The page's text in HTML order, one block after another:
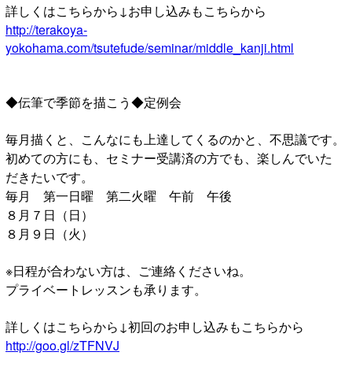
詳しくはこちらから↓お申し込みもこちらから
http://terakoya-
yokohama.com/tsutefude/seminar/middle_kanji.html
◆伝筆で季節を描こう◆定例会
毎月描くと、こんなにも上達してくるのかと、不思議です。
初めての方にも、セミナー受講済の方でも、楽しんでいた
だきたいです。
毎月 第一日曜 第二火曜 午前 午後
８月７日（日）
８月９日（火）
※日程が合わない方は、ご連絡くださいね。
プライベートレッスンも承ります。
詳しくはこちらから↓初回のお申し込みもこちらから
http://goo.gl/zTFNVJ